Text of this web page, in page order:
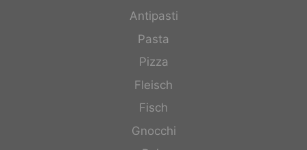
Antipasti
Pasta
Pizza
Fleisch
Fisch
Gnocchi